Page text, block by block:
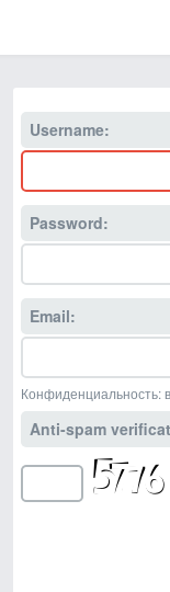
Username:
Password:
Email:
Конфиденциальность:
Anti-spam